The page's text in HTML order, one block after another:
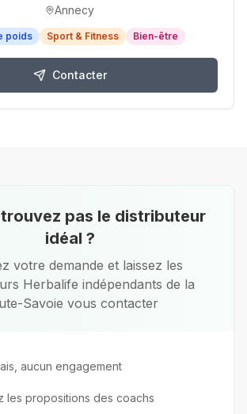
Annecy
poids Sport & Fitness Bien-être
Contacter
pas le distributeur
idéal ?
votre demande et laissez les
Herbalife indépendants de la
Savoie vous contacter
aucun engagement
les propositions des coachs